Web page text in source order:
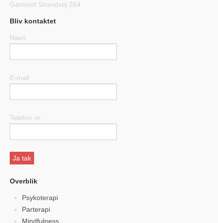
Gammel Strandvej 264
Bliv kontaktet
Navn
E-mail
Telefon nr.
Overblik
Psykoterapi
Parterapi
Mindfulness